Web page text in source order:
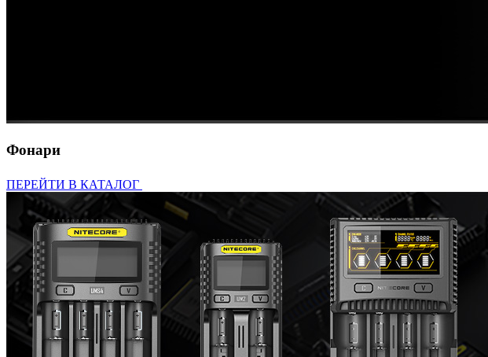
Фонари
ПЕРЕЙТИ В КАТАЛОГ